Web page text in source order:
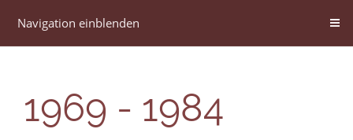
Navigation einblenden
1969 - 1984